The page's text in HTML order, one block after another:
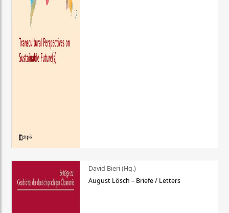
David Bieri (Hg.)
August Lösch – Briefe / Letters